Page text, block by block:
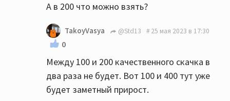
А в 200 что можно взять?
TakoyVasya @Std13 25 мая 2023 в 17:30
0
Между 100 и 200 качественного скачка в
два раза не будет. Вот 100 и 400 тут уже
будет заметный прирост.